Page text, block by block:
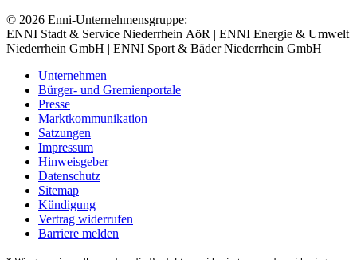
© 2026 Enni-Unternehmensgruppe:
ENNI Stadt & Service Niederrhein AöR | ENNI Energie & Umwelt
Niederrhein GmbH | ENNI Sport & Bäder Niederrhein GmbH
Unternehmen
Bürger- und Gremienportale
Presse
Marktkommunikation
Satzungen
Impressum
Hinweisgeber
Datenschutz
Sitemap
Kündigung
Vertrag widerrufen
Barriere melden